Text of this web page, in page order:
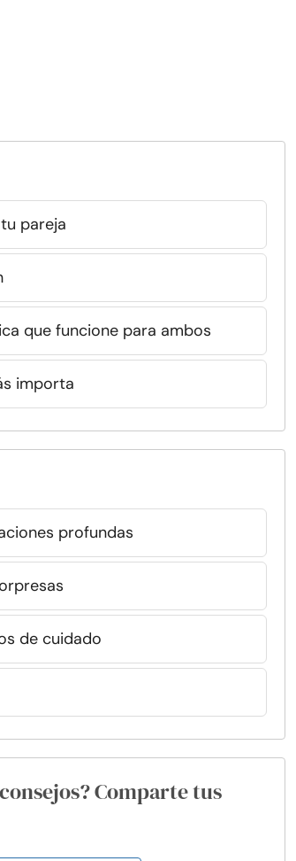
pareja
que funcione para ambos
importa
profundas
de cuidado
Comparte tus